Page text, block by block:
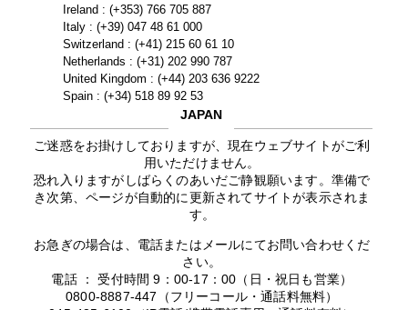
Ireland : (+353) 766 705 887
Italy : (+39) 047 48 61 000
Switzerland : (+41) 215 60 61 10
Netherlands : (+31) 202 990 787
United Kingdom : (+44) 203 636 9222
Spain : (+34) 518 89 92 53
JAPAN
ご迷惑をお掛けしておりますが、現在ウェブサイトがご利
用いただけません。
恐れ入りますがしばらくのあいだご静観願います。準備で
き次第、ページが自動的に更新されてサイトが表示されま
す。
お急ぎの場合は、電話またはメールにてお問い合わせくだ
さい。
電話 ： 受付時間 9：00-17：00（日・祝日も営業）
0800-8887-447（フリーコール・通話料無料）